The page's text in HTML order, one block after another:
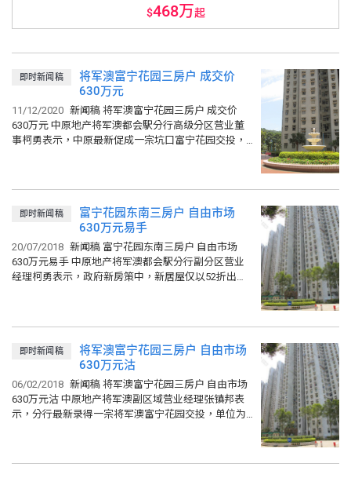
$468万起
即时新闻稿
将军澳富宁花园三房户 成交价
630万元
11/12/2020 新闻稿 将军澳富宁花园三房户 成交价
630万元 中原地产将军澳都会駅分行高级分区营业董
事柯勇表示，中原最新促成一宗坑口富宁花园交投，
即时新闻稿
富宁花园东南三房户 自由市场
630万元易手
20/07/2018 新闻稿 富宁花园东南三房户 自由市场
630万元易手 中原地产将军澳都会駅分行副分区营业
经理柯勇表示，政府新房策中，新居屋仅以52折出
即时新闻稿
将军澳富宁花园三房户 自由市场
630万元沽
06/02/2018 新闻稿 将军澳富宁花园三房户 自由市场
630万元沽 中原地产将军澳副区域营业经理张镇邦表
示，分行最新录得一宗将军澳富宁花园交投，单位为3